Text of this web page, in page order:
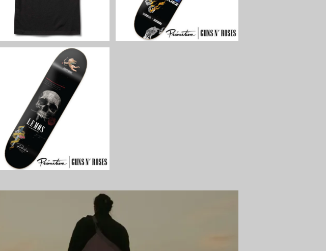
ド・ローゼズ プリミティブ
ートボードデッキ ガンズ・ア
ンド・ローゼズ プリミティブ
PRIMITIVE × GUNS N' ROSE
S Lemos Don’t Cry Deck ス
ケートボードデッキ ガンズ・
アンド・ローゼズ プリミティ
ブ
¥14,850
SOLD OUT